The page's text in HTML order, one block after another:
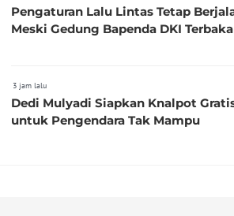
Pengaturan Lalu Lintas Tetap
Meski Gedung Bapenda DKI
3 jam lalu
Dedi Mulyadi Siapkan Knalpot
untuk Pengendara Tak Mampu